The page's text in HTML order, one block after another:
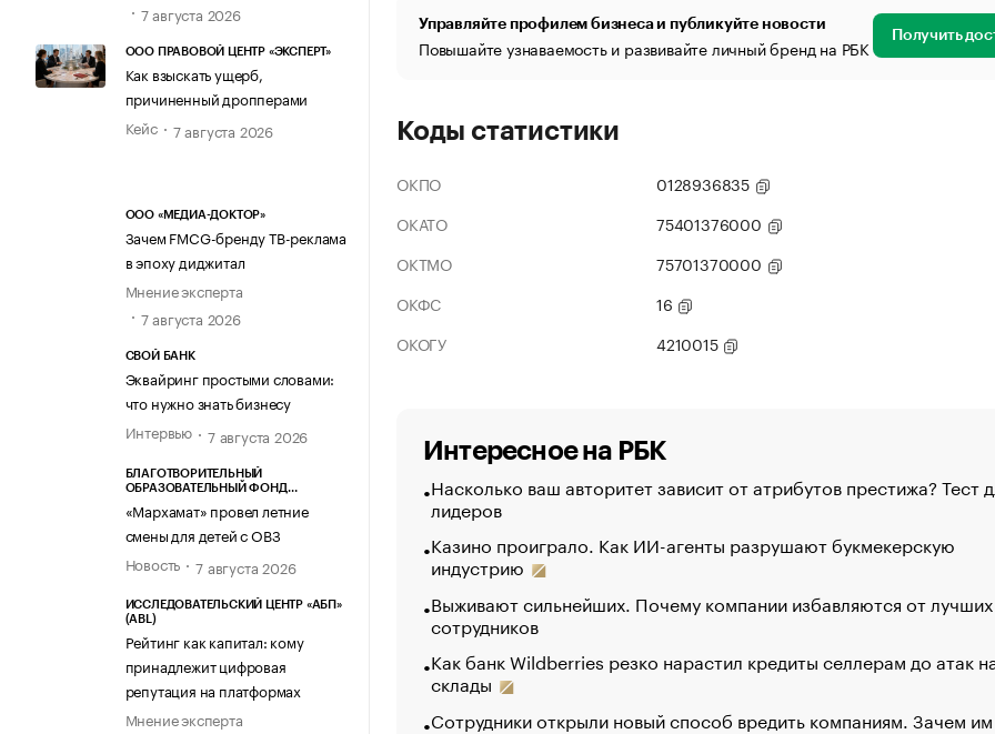
7 августа 2026
ООО ПРАВОВОЙ ЦЕНТР «ЭКСПЕРТ»
Как взыскать ущерб,
причиненный дропперами
Кейс
7 августа 2026
ООО «МЕДИА-ДОКТОР»
Зачем FMCG-бренду ТВ-реклама
в эпоху диджитал
Мнение эксперта
7 августа 2026
СВОЙ БАНК
Эквайринг простыми словами:
что нужно знать бизнесу
Интервью
7 августа 2026
БЛАГОТВОРИТЕЛЬНЫЙ
ОБРАЗОВАТЕЛЬНЫЙ ФОНД
«Мархамат» провел летние
смены для детей с ОВЗ
Новость
7 августа 2026
ИССЛЕДОВАТЕЛЬСКИЙ ЦЕНТР «АБП»
(ABL)
Рейтинг как капитал: кому
принадлежит цифровая
репутация на платформах
Мнение эксперта
Управляйте профилем бизнеса и публикуйте новости
Повышайте узнаваемость и развивайте личный бренд на РБК Получить
Коды статистики
ОКПО
0128936835
ОКАТО
75401376000
ОКТМО
75701370000
ОКФС
16
ОКОГУ
4210015
Интересное на РБК
Насколько ваш авторитет зависит от атрибутов престижа? Тест
лидеров
Казино проиграло. Как ИИ-агенты разрушают букмекерскую
индустрию
Выживают сильнейших. Почему компании избавляются от лучших
сотрудников
Как банк Wildberries резко нарастил кредиты селлерам до атак
склады
Сотрудники открыли новый способ вредить компаниям. Зачем